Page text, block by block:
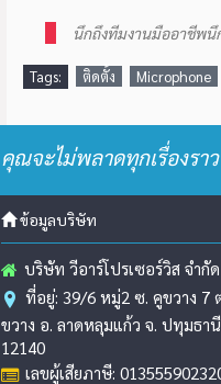
นึกถึงทีมงานมืออาชีพนึ
Tags: ติดตั้ง Microphone
คุณจะไม่พลาดทุกเรื่องรา
ข้อมูลบริษัท
บริษัท วีอาร์โปรเซอร์วิส จำกัด
ที่อยู่: 39/6 หมู่2 ซ. คูขวาง 7
ขวาง อ. ลาดหลุมแก้ว จ. ปทุมธานี
12140
เลขผู้เสียภาษี: